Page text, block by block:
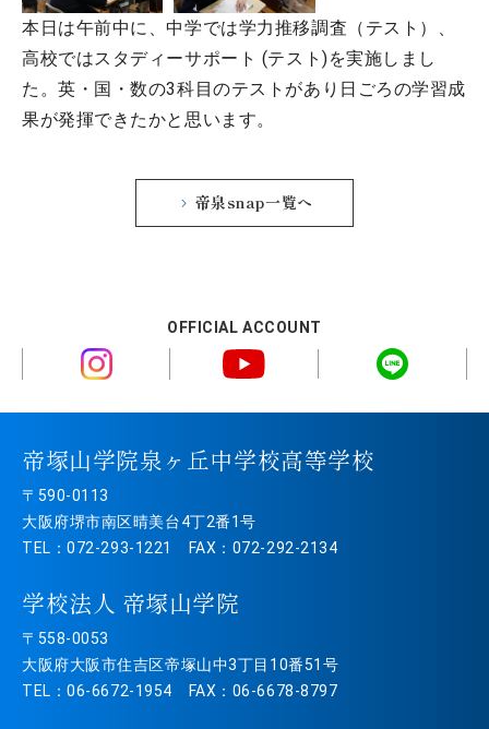
本日は午前中に、中学では学力推移調査（テスト）、
高校ではスタディーサポート (テスト)を実施しまし
た。英・国・数の3科目のテストがあり日ごろの学習成
果が発揮できたかと思います。
帝泉snap一覧へ
OFFICIAL ACCOUNT
帝塚山学院泉ヶ丘中学校高等学校
〒590-0113
大阪府堺市南区晴美台4丁2番1号
TEL：072-293-1221 FAX：072-292-2134
学校法人 帝塚山学院
〒558-0053
大阪府大阪市住吉区帝塚山中3丁目10番51号
TEL：06-6672-1954 FAX：06-6678-8797